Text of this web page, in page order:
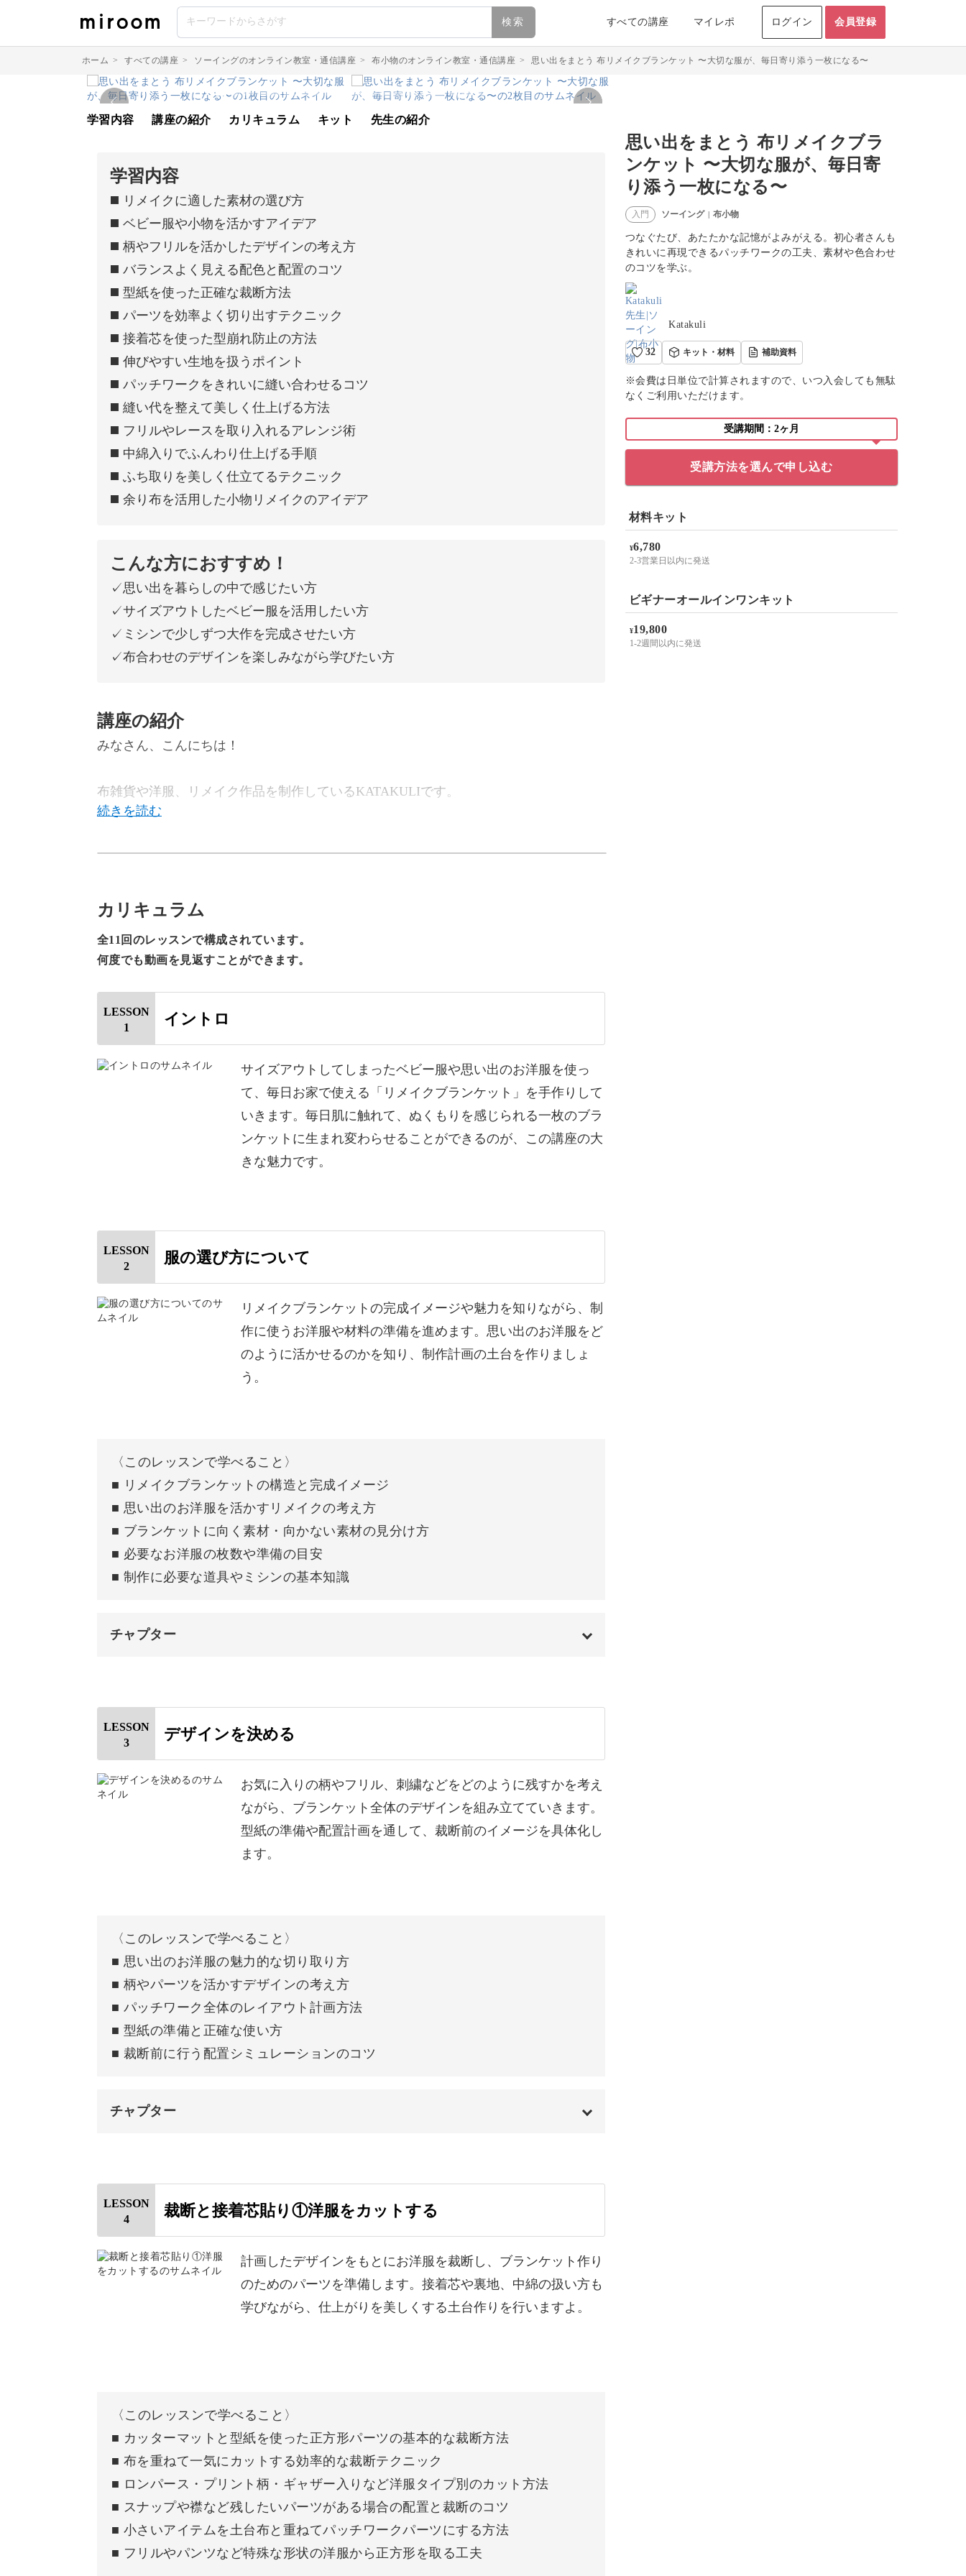
検索 すべての講座 マイレポ ログイン 会員登録
ホーム > すべての講座 > ソーイングのオンライン教室・通信講座 > 布小物のオンライン教室・通信講座 > 思い出をまとう 布リメイクブランケット 〜大切な服が、毎日寄り添う一枚になる〜
思い出をまとう 布リメイクブラ
ンケット 〜大切な服が、毎日寄
り添う一枚になる〜
入門 ソーイング | 布小物
つなぐたび、あたたかな記憶がよみがえる。初心者さんも
きれいに再現できるパッチワークの工夫、素材や色合わせ
のコツを学ぶ。
Katakuli
32 キット・材料 補助資料
※会費は日単位で計算されますので、いつ入会しても無駄
なくご利用いただけます。
受講期間：2ヶ月
受講方法を選んで申し込む
材料キット
¥6,780
2-3営業日以内に発送
ビギナーオールインワンキット
¥19,800
1-2週間以内に発送
学習内容 講座の紹介 カリキュラム キット 先生の紹介
学習内容
◼️ リメイクに適した素材の選び方
◼️ ベビー服や小物を活かすアイデア
◼️ 柄やフリルを活かしたデザインの考え方
◼️ バランスよく見える配色と配置のコツ
◼️ 型紙を使った正確な裁断方法
◼️ パーツを効率よく切り出すテクニック
◼️ 接着芯を使った型崩れ防止の方法
◼️ 伸びやすい生地を扱うポイント
◼️ パッチワークをきれいに縫い合わせるコツ
◼️ 縫い代を整えて美しく仕上げる方法
◼️ フリルやレースを取り入れるアレンジ術
◼️ 中綿入りでふんわり仕上げる手順
◼️ ふち取りを美しく仕立てるテクニック
◼️ 余り布を活用した小物リメイクのアイデア
こんな方におすすめ！
✓思い出を暮らしの中で感じたい方
✓サイズアウトしたベビー服を活用したい方
✓ミシンで少しずつ大作を完成させたい方
✓布合わせのデザインを楽しみながら学びたい方
講座の紹介
みなさん、こんにちは！
布雑貨や洋服、リメイク作品を制作しているKATAKULIです。
この講座では、そんな大切なお洋服を毎日の暮らしで使えるブランケットへと生まれ変
わらせていきます。
作る時間そのものが、思い出を振り返るあたたかなひとときになりますよ♪
一緒に、世界にひとつだけの一枚を作っていきましょう！
思い出を毎日そばに
タンスの奥で眠っている、愛おしい洋服たち。
保管しておくにも場所を取ってしまい、大掃除をするたびに「どうしよう...」と迷うこ
お気に入りだった柄やフリル、ワンポイントも、ブランケットの中に残せますよ。
目にするたびに「あの服、着ていたね」と思い出がよみがえります。
初心者さんも無理なく完成
プロとしての制作経験から得た、効率よく仕上げるコツをたっぷりご紹介。
ご家庭のミシンでも縫いやすく再現できるよう、やさしく組み立てたレッスンです。
伸びやすいベビー服やカットソー素材も、ちょっとした工夫できれいに仕上がります
ひとつひとつの工程を積み重ねれば、ふんわりとした本格的なブランケットが完成しま
す♪
迷わないデザイン作り
動画では、色合わせやバランスよく見える配置の考え方をわかりやすくお伝えします。
どの柄を主役にするか、どのパーツを残すか考えるのも、ワクワクするひととき。
色や柄がたくさんあっても、不思議と一枚にまとまっていきますよ。
カリキュラム
全11回のレッスンで構成されています。
何度でも動画を見返すことができます。
LESSON
1
イントロ
サイズアウトしてしまったベビー服や思い出のお洋服を使っ
て、毎日お家で使える「リメイクブランケット」を手作りして
いきます。毎日肌に触れて、ぬくもりを感じられる一枚のブラ
ンケットに生まれ変わらせることができるのが、この講座の大
きな魅力です。
LESSON
2
服の選び方について
リメイクブランケットの完成イメージや魅力を知りながら、制
作に使うお洋服や材料の準備を進めます。思い出のお洋服をど
のように活かせるのかを知り、制作計画の土台を作りましょ
う。
〈このレッスンで学べること〉
■ リメイクブランケットの構造と完成イメージ
■ 思い出のお洋服を活かすリメイクの考え方
■ ブランケットに向く素材・向かない素材の見分け方
■ 必要なお洋服の枚数や準備の目安
■ 制作に必要な道具やミシンの基本知識
チャプター
今回制作するブランケットについて 02:25
洋服の下準備について
基本の道具紹介 05:41
07:55
LESSON
3
デザインを決める
お気に入りの柄やフリル、刺繍などをどのように残すかを考え
ながら、ブランケット全体のデザインを組み立てていきます。
型紙の準備や配置計画を通して、裁断前のイメージを具体化し
ます。
〈このレッスンで学べること〉
■ 思い出のお洋服の魅力的な切り取り方
■ 柄やパーツを活かすデザインの考え方
■ パッチワーク全体のレイアウト計画方法
■ 型紙の準備と正確な使い方
■ 裁断前に行う配置シミュレーションのコツ
チャプター
使用する材料・道具 00:48
デザインを決める
ふち取りに使う洋服について 05:18
06:42
LESSON
4
裁断と接着芯貼り①洋服をカットする
計画したデザインをもとにお洋服を裁断し、ブランケット作り
のためのパーツを準備します。接着芯や裏地、中綿の扱い方も
学びながら、仕上がりを美しくする土台作りを行いますよ。
〈このレッスンで学べること〉
■ カッターマットと型紙を使った正方形パーツの基本的な裁断方法
■ 布を重ねて一気にカットする効率的な裁断テクニック
■ ロンパース・プリント柄・ギャザー入りなど洋服タイプ別のカット方法
■ スナップや襟など残したいパーツがある場合の配置と裁断のコツ
■ 小さいアイテムを土台布と重ねてパッチワークパーツにする方法
■ フリルやパンツなど特殊な形状の洋服から正方形を取る工夫